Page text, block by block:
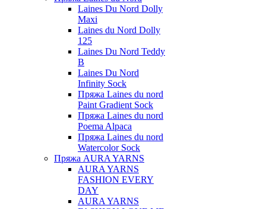
Laines Du Nord Dolly
Maxi
Laines du Nord Dolly
125
Laines Du Nord Teddy
B
Laines Du Nord
Infinity Sock
Пряжа Laines du nord
Paint Gradient Sock
Пряжа Laines du nord
Poema Alpaca
Пряжа Laines du nord
Watercolor Sock
Пряжа AURA YARNS
AURA YARNS
FASHION EVERY
DAY
AURA YARNS